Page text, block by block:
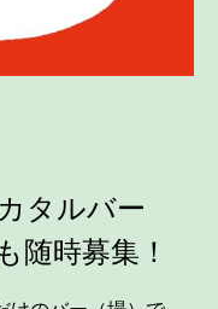
タルバー
随時募集！